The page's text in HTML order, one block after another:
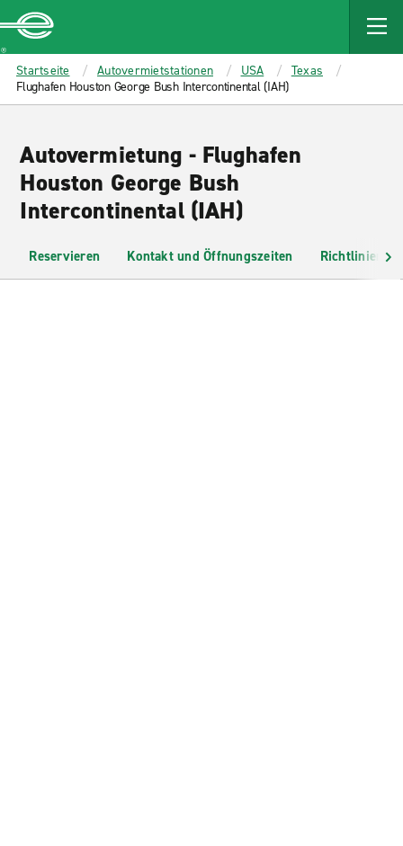
MAIN
CONTENT
Enterprise
Startseite Autovermietstationen USA
Texas
Flughafen Houston George Bush Intercontinental (IAH)
Autovermietung - Flughafen
Houston George Bush
Intercontinental (IAH)
Reservieren Kontakt und Öffnungszeiten Richtlinien